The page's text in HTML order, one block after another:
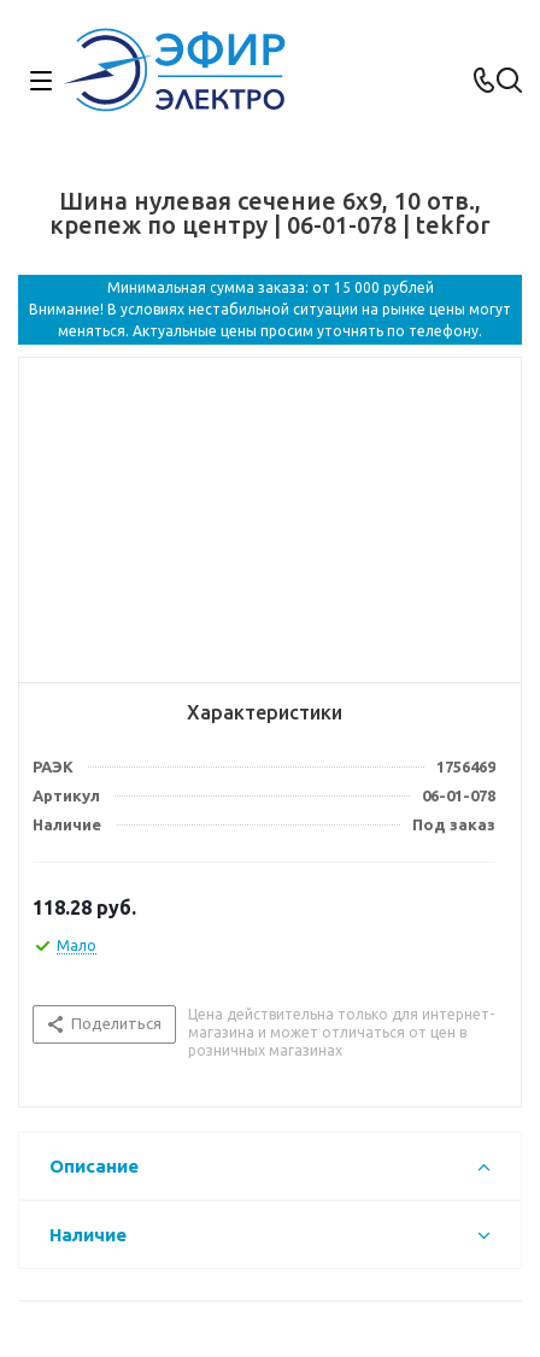
Шина нулевая сечение 6х9, 10 отв.,
крепеж по центру | 06-01-078 | tekfor
Минимальная сумма заказа: от 15 000 рублей
Внимание! В условиях нестабильной ситуации на рынке цены могут
меняться. Актуальные цены просим уточнять по телефону.
Характеристики
РАЭК
1756469
Артикул
06-01-078
Наличие
Под заказ
118.28 руб.
Мало
Поделиться
Цена действительна только для интернет-
магазина и может отличаться от цен в
розничных магазинах
Описание
Наличие